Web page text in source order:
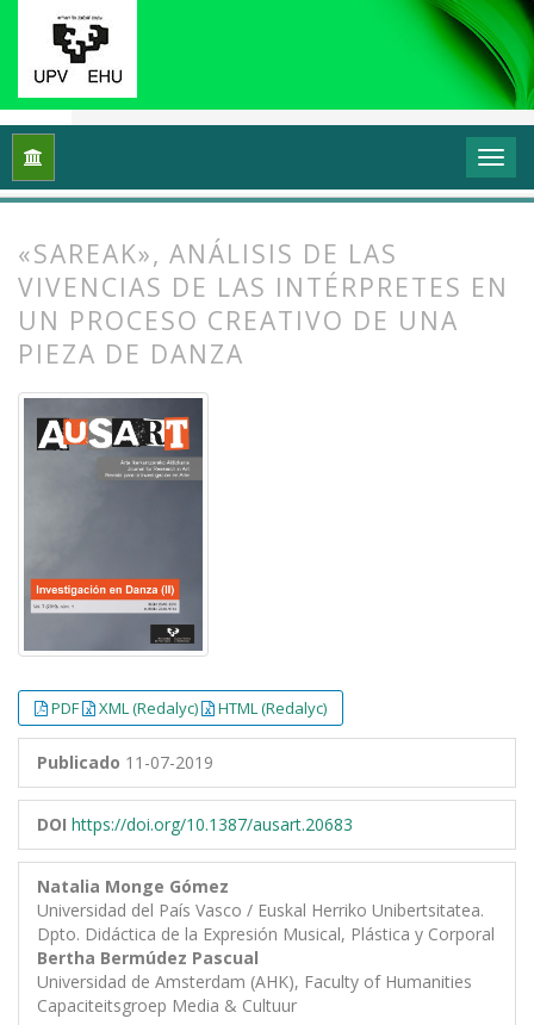
Inicio Vol. 7 Núm. 1 (2019): Investigación en danza
«SAREAK», ANÁLISIS DE LAS
VIVENCIAS DE LAS INTÉRPRETES EN
UN PROCESO CREATIVO DE UNA
PIEZA DE DANZA
PDF XML (Redalyc) HTML (Redalyc)
Publicado 11-07-2019
DOI https://doi.org/10.1387/ausart.20683
Natalia Monge Gómez
Universidad del País Vasco / Euskal Herriko Unibertsitatea.
Dpto. Didáctica de la Expresión Musical, Plástica y Corporal
Bertha Bermúdez Pascual
Universidad de Amsterdam (AHK), Faculty of Humanities
Capaciteitsgroep Media & Cultuur